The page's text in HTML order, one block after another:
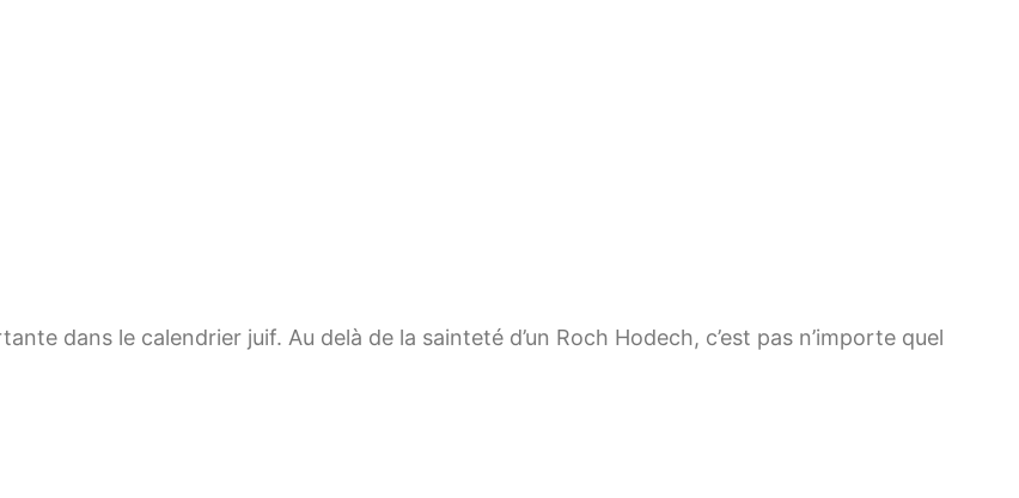
dans le calendrier juif. Au delà de la sainteté d’un Roch Hodech, c’est pas n’importe quel